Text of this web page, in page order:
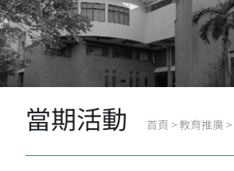
當期活動 首頁 >教育推廣 >